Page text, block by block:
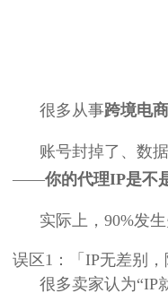
很多从事跨境电商
账号封掉了、数
——你的代理IP是不
实际上，90%发
误区1：「IP无差别，
很多卖家认为“IP